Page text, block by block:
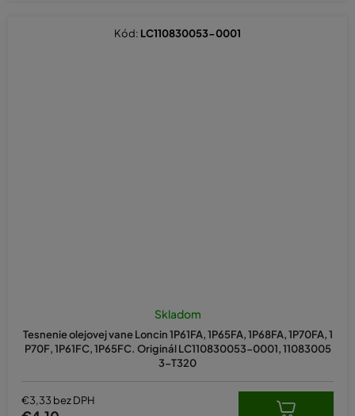
Tesnenie olejovej vane Loncin 1P61FA, 1P65FA, 1P68FA, 1P70FA, 1
P70F, 1P61FC, 1P65FC. Originál LC110830053-0001, 11083005
3-T320
Skladom
€3,33 bez DPH
Kód: LC110830053-0001